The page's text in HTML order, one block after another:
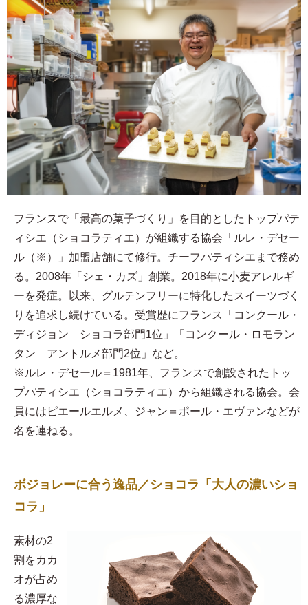
フランスで「最高の菓子づくり」を目的としたトップパテ
ィシエ（ショコラティエ）が組織する協会「ルレ・デセー
ル（※）」加盟店舗にて修行。チーフパティシエまで務め
る。2008年「シェ・カズ」創業。2018年に小麦アレルギ
ーを発症。以来、グルテンフリーに特化したスイーツづく
りを追求し続けている。受賞歴にフランス「コンクール・
ディジョン ショコラ部門1位」「コンクール・ロモラン
タン アントルメ部門2位」など。
※ルレ・デセール＝1981年、フランスで創設されたトッ
プパティシエ（ショコラティエ）から組織される協会。会
員にはピエールエルメ、ジャン＝ポール・エヴァンなどが
名を連ねる。
ボジョレーに合う逸品／ショコラ「大人の濃いショ
コラ」
素材の2
割をカカ
オが占め
る濃厚な